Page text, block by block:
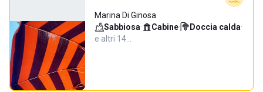
Marina Di Ginosa
Sabbiosa· Cabine· Doccia calda·
e altri 14…